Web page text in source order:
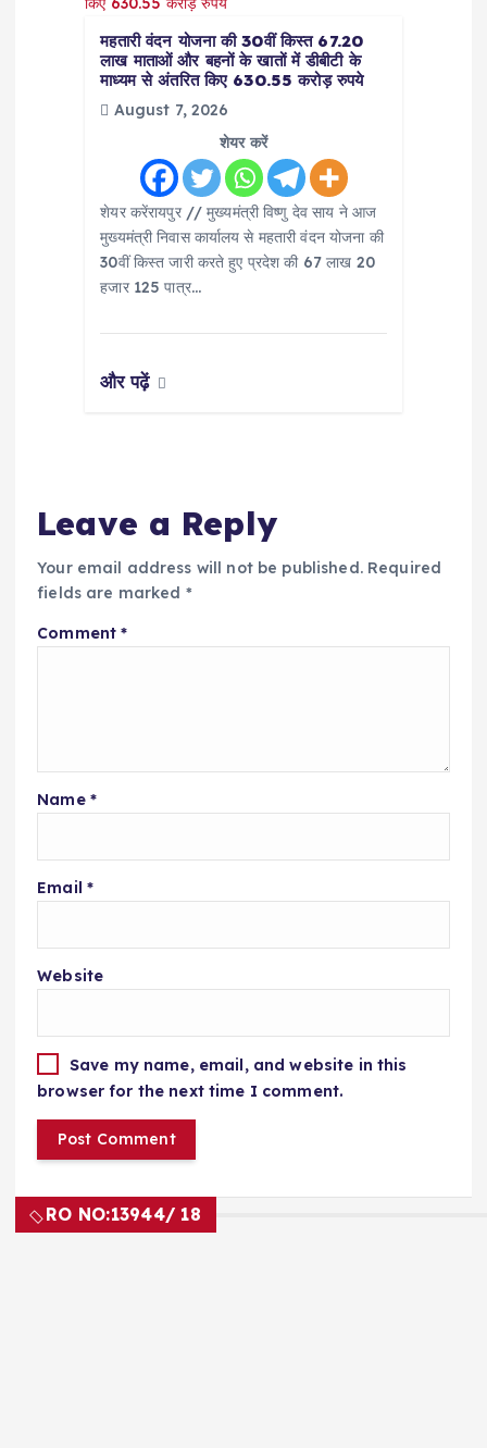
महतारी वंदन योजना की 30वीं किस्त 67.20
लाख माताओं और बहनों के खातों में डीबीटी के
माध्यम से अंतरित किए 630.55 करोड़ रुपये
August 7, 2026
शेयर करें
शेयर करेंरायपुर // मुख्यमंत्री विष्णु देव साय ने आज
मुख्यमंत्री निवास कार्यालय से महतारी वंदन योजना की
30वीं किस्त जारी करते हुए प्रदेश की 67 लाख 20
हजार 125 पात्र…
और पढ़ें
Leave a Reply
Your email address will not be published. Required
fields are marked *
Comment*
Name *
Email *
Website
Save my name, email, and website in this
browser for the next time I comment.
RO NO:13944/ 18